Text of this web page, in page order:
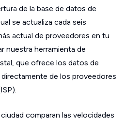
de la base de datos de
se actualiza cada seis
actual de proveedores en tu
nuestra herramienta de
que ofrece los datos de
de los proveedores
comparan las velocidades